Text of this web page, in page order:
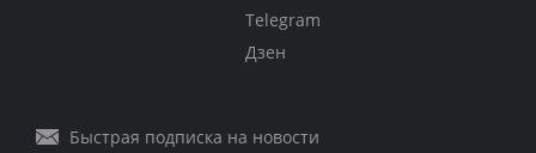
Telegram
Дзен
Быстрая подписка на новости